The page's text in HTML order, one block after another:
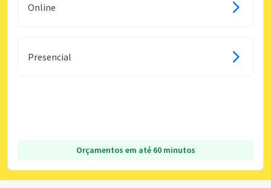
Online
Presencial
Orçamentos em até 60 minutos